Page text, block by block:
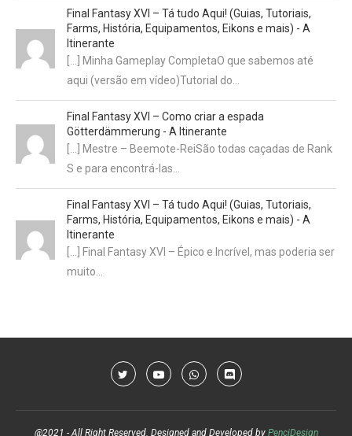
Final Fantasy XVI – Tá tudo Aqui! (Guias, Tutoriais,
Farms, História, Equipamentos, Eikons e mais) - A
Itinerante
[…] Minha Gameplay CompletaO que sabemos até
aqui (versão em vídeo)Tutorial do…
Final Fantasy XVI – Como criar a espada
Götterdämmerung - A Itinerante
[…] Mestre – Beemote-ReiSão todas caçadas de Rank
S e para encontrá-las…
Final Fantasy XVI – Tá tudo Aqui! (Guias, Tutoriais,
Farms, História, Equipamentos, Eikons e mais) - A
Itinerante
[…] Final Fantasy XVI – Épico e Incrível, mas poderia ser
muito…
@2021 - All Right Reserved. Designed and Developed by PenciDesign